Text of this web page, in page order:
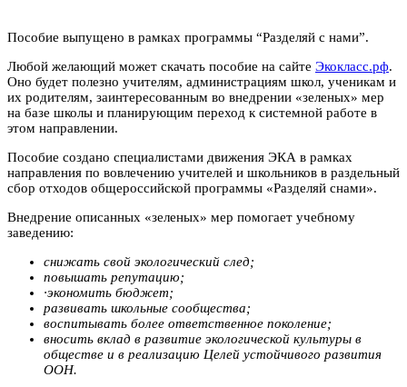
Пособие выпущено в рамках программы “Разделяй с нами”.
Любой желающий может скачать пособие на сайте Экокласс.рф.
Оно будет полезно учителям, администрациям школ, ученикам и
их родителям, заинтересованным во внедрении «зеленых» мер
на базе школы и планирующим переход к системной работе в
этом направлении.
Пособие создано специалистами движения ЭКА в рамках
направления по вовлечению учителей и школьников в раздельный
сбор отходов общероссийской программы «Разделяй снами».
Внедрение описанных «зеленых» мер помогает учебному
заведению:
снижать свой экологический след;
повышать репутацию;
·экономить бюджет;
развивать школьные сообщества;
воспитывать более ответственное поколение;
вносить вклад в развитие экологической культуры в
обществе и в реализацию Целей устойчивого развития
ООН.